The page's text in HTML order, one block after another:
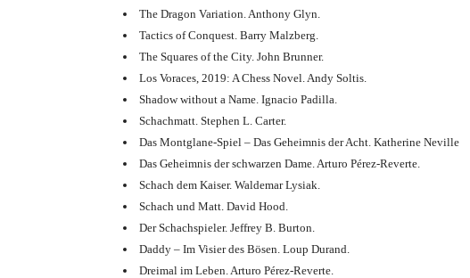
The Dragon Variation. Anthony Glyn.
Tactics of Conquest. Barry Malzberg.
The Squares of the City. John Brunner.
Los Voraces, 2019: A Chess Novel. Andy Soltis.
Shadow without a Name. Ignacio Padilla.
Schachmatt. Stephen L. Carter.
Das Montglane-Spiel – Das Geheimnis der Acht. Katherine Neville
Das Geheimnis der schwarzen Dame. Arturo Pérez-Reverte.
Schach dem Kaiser. Waldemar Lysiak.
Schach und Matt. David Hood.
Der Schachspieler. Jeffrey B. Burton.
Daddy – Im Visier des Bösen. Loup Durand.
Dreimal im Leben. Arturo Pérez-Reverte.